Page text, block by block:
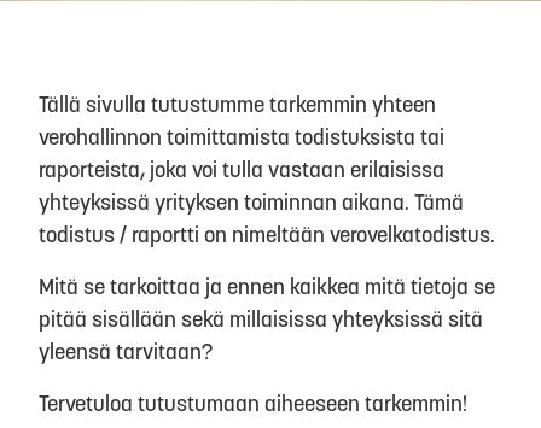
Tällä sivulla tutustumme tarkemmin yhteen
verohallinnon toimittamista todistuksista tai
raporteista, joka voi tulla vastaan erilaisissa
yhteyksissä yrityksen toiminnan aikana. Tämä
todistus / raportti on nimeltään verovelkatodistus.
Mitä se tarkoittaa ja ennen kaikkea mitä tietoja se
pitää sisällään sekä millaisissa yhteyksissä sitä
yleensä tarvitaan?
Tervetuloa tutustumaan aiheeseen tarkemmin!